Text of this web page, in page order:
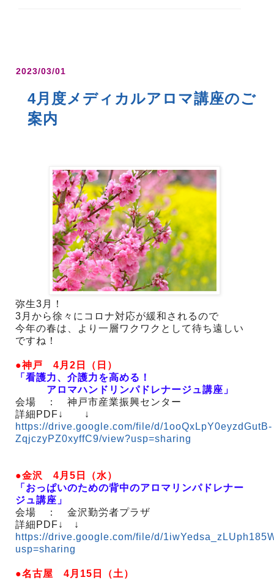
2023/03/01
4月度メディカルアロマ講座のご
案内
弥生3月！
3月から徐々にコロナ対応が緩和されるので
今年の春は、より一層ワクワクとして待ち遠しい
ですね！
●神戸 4月2日（日）
「看護力、介護力を高める！
アロマハンドリンパドレナージュ講座」
会場 ： 神戸市産業振興センター
詳細PDF↓ ↓
https://drive.google.com/file/d/1ooQxLpY0eyzdGutB-
ZqjczyPZ0xyffC9/view?usp=sharing
●金沢 4月5日（水）
「おっぱいのための背中のアロマリンパドレナー
ジュ講座」
会場 ： 金沢勤労者プラザ
詳細PDF↓ ↓
https://drive.google.com/file/d/
usp=sharing
●名古屋 4月15日（土）